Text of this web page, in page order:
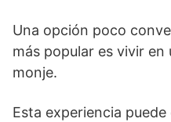
Una opción poco
más popular es vivir​
monje.
Esta experiencia​